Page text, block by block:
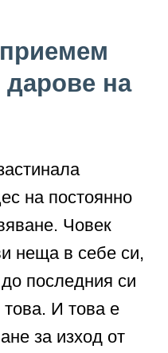
дарове на
на постоянно
Човек
неща в себе си,
последния си
И това е
за изход от